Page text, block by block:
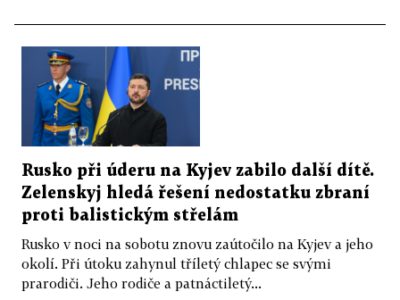
Rusko při úderu na Kyjev zabilo další dítě.
Zelenskyj hledá řešení nedostatku zbraní
proti balistickým střelám
Rusko v noci na sobotu znovu zaútočilo na Kyjev a jeho
okolí. Při útoku zahynul tříletý chlapec se svými
prarodiči. Jeho rodiče a patnáctiletý...